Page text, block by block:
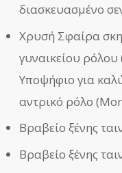
διασκευασμένο
Χρυσή Σφαίρα
γυναικείου
Υποψήφιο για
αντρικό ρόλο
Βραβείο ξένης
Βραβείο ξένης